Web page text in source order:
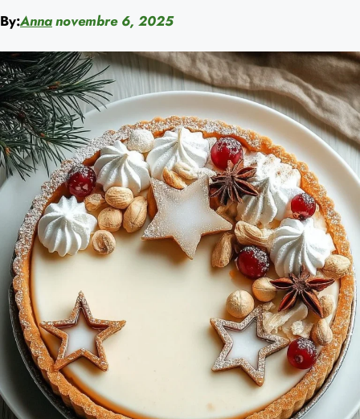
By:Annanovembre 6, 2025